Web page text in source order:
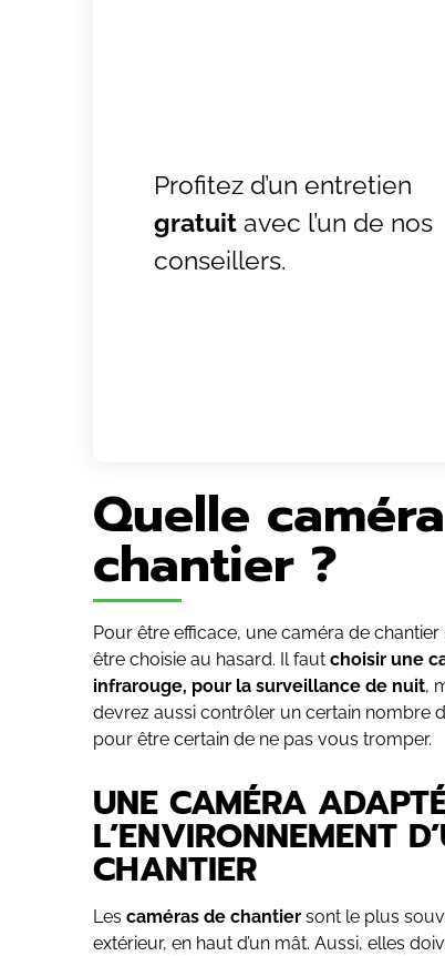
Profitez d’un entretien
gratuitavec l’un de nos
conseillers.
Quelle
chantier ?
Pour être efficace, une caméra de chantier
être choisie au hasard. Il faut choisir une
infrarouge, pour la surveillance de nuit,
devrez aussi contrôler un certain nombre
pour être certain de ne pas vous tromper.
UNE CAMÉRA
L’ENVIRONNEMENT
CHANTIER
Les caméras de chantiersont le plus
extérieur, en haut d’un mât. Aussi, elles